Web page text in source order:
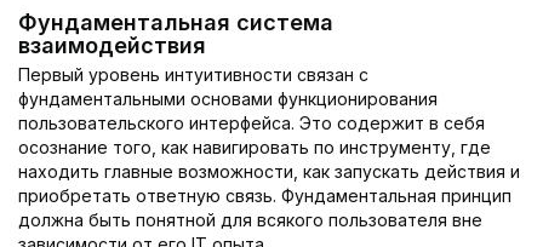
Фундаментальная система
взаимодействия
Первый уровень интуитивности связан с
фундаментальными основами функционирования
пользовательского интерфейса. Это содержит в себя
осознание того, как навигировать по инструменту, где
находить главные возможности, как запускать действия и
приобретать ответную связь. Фундаментальная принцип
должна быть понятной для всякого пользователя вне